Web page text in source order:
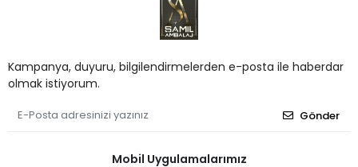
Kampanya, duyuru, bilgilendirmelerden e-posta ile haberdar
olmak istiyorum.
Gönder
Mobil Uygulamalarımız